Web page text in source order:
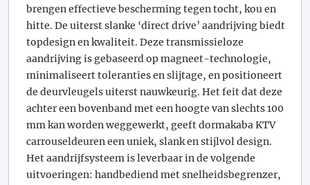
brengen effectieve bescherming tegen tocht, kou en
hitte. De uiterst slanke ‘direct drive’ aandrijving biedt
topdesign en kwaliteit. Deze transmissieloze
aandrijving is gebaseerd op magneet-technologie,
minimaliseert toleranties en slijtage, en positioneert
de deurvleugels uiterst nauwkeurig. Het feit dat deze
achter een bovenband met een hoogte van slechts 100
mm kan worden weggewerkt, geeft dormakaba KTV
carrouseldeuren een uniek, slank en stijlvol design.
Het aandrijfsysteem is leverbaar in de volgende
uitvoeringen: handbediend met snelheidsbegrenzer,